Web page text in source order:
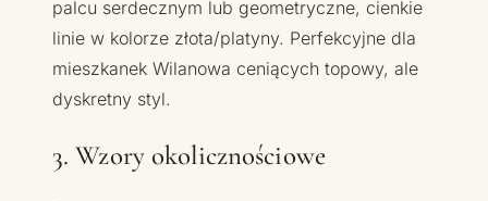
palcu serdecznym lub geometryczne, cienkie
linie w kolorze złota/platyny. Perfekcyjne dla
mieszkanek Wilanowa ceniących topowy, ale
dyskretny styl.
3. Wzory okolicznościowe